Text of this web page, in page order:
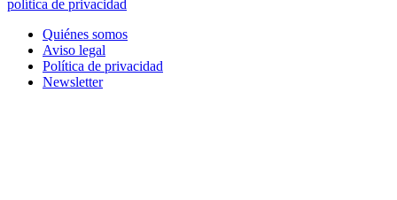
política de privacidad
Quiénes somos
Aviso legal
Política de privacidad
Newsletter